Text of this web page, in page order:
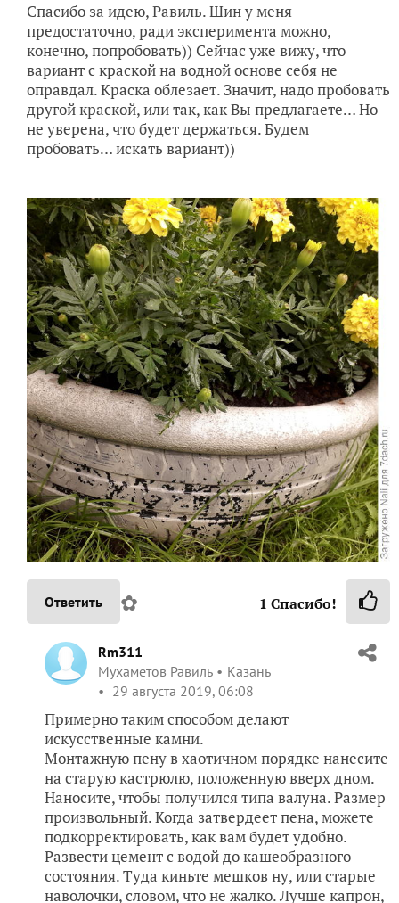
Спасибо за идею, Равиль. Шин у меня
предостаточно, ради эксперимента можно,
конечно, попробовать)) Сейчас уже вижу, что
вариант с краской на водной основе себя не
оправдал. Краска облезает. Значит, надо пробовать
другой краской, или так, как Вы предлагаете… Но
не уверена, что будет держаться. Будем
пробовать… искать вариант))
Ответить ✿ 1 Спасибо!
Rm311
Мухаметов Равиль
Казань
29 августа 2019, 06:08
Примерно таким способом делают
искусственные камни.
Монтажную пену в хаотичном порядке нанесите
на старую кастрюлю, положенную вверх дном.
Наносите, чтобы получился типа валуна. Размер
произвольный. Когда затвердеет пена, можете
подкорректировать, как вам будет удобно.
Развести цемент с водой до кашеобразного
состояния. Туда киньте мешков ну, или старые
наволочки, словом, что не жалко. Лучше капрон,